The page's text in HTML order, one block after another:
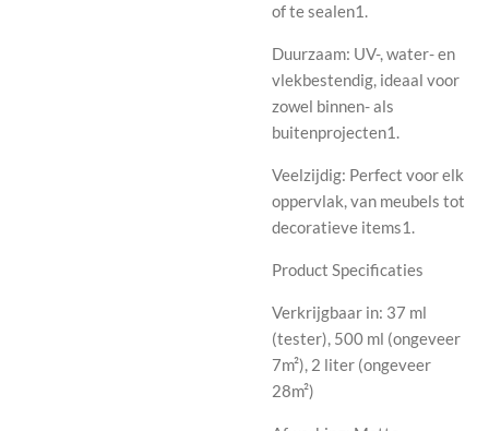
of te sealen1.
Duurzaam: UV-, water- en
vlekbestendig, ideaal voor
zowel binnen- als
buitenprojecten1.
Veelzijdig: Perfect voor elk
oppervlak, van meubels tot
decoratieve items1.
Product Specificaties
Verkrijgbaar in: 37 ml
(tester), 500 ml (ongeveer
7m²), 2 liter (ongeveer
28m²)